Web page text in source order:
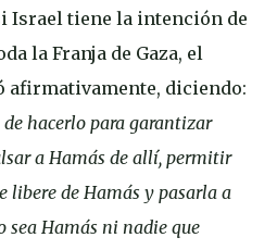
Israel tiene la intención de
la Franja de Gaza, el
afirmativamente, diciendo:
hacerlo para garantizar
a Hamás de allí, permitir
libere de Hamás y pasarla a
sea Hamás ni nadie que